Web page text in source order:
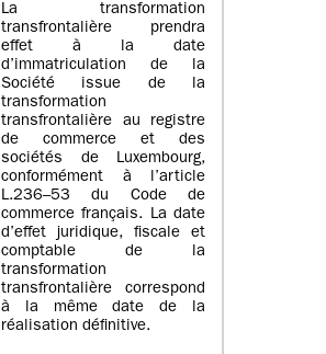
La transformation
transfrontalière prendra
effet à la date
d’immatriculation de la
Société issue de la
transformation
transfrontalière au registre
de commerce et des
sociétés de Luxembourg,
conformément à l’article
L.236–53 du Code de
commerce français. La date
d’effet juridique, fiscale et
comptable de la
transformation
transfrontalière correspond
à la même date de la
réalisation définitive.